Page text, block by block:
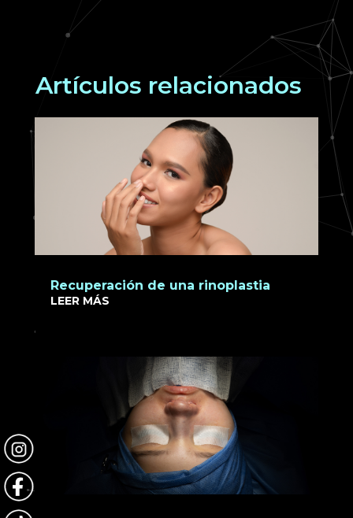
Artículos relacionados
Recuperación de una rinoplastia
LEER MÁS